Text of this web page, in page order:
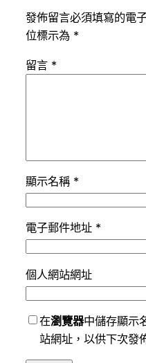
發佈留言必須填寫的電
位標示為 *
留言 *
顯示名稱 *
電子郵件地址 *
個人網站網址
在瀏覽器中儲存顯示
站網址，以供下次發